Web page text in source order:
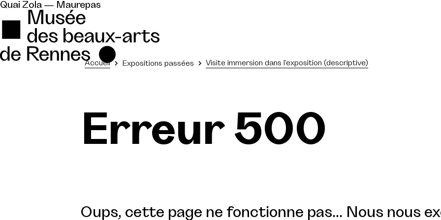
Quai Zola — Maurepas
Accueil Expositions passées Visite immersion dans l'exposition (descriptive)
Erreur 500
Oups, cette page ne fonctionne pas... Nous nous